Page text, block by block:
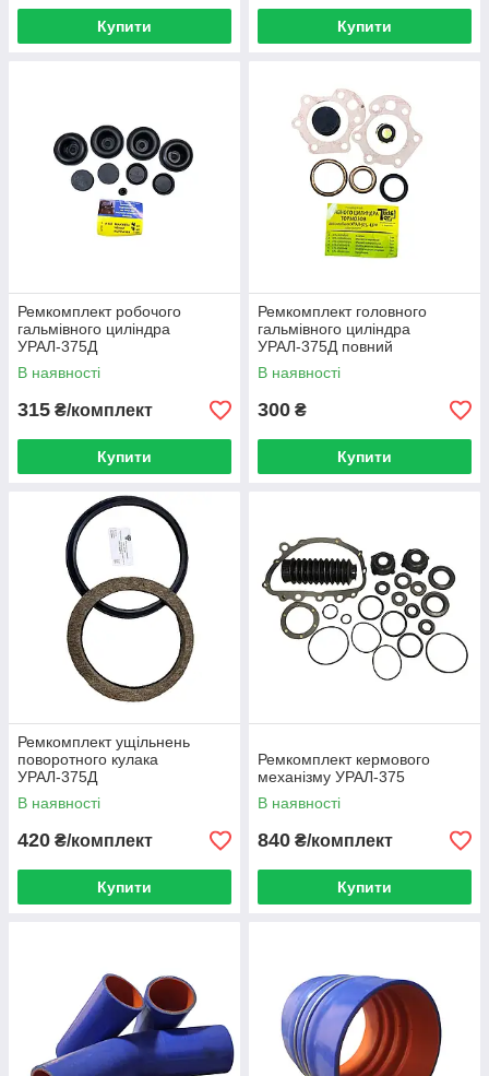
Купити Купити
Ремкомплект робочого
гальмівного циліндра
УРАЛ-375Д
В наявності
315 ₴/комплект
Купити
Ремкомплект головного
гальмівного циліндра
УРАЛ-375Д повний
В наявності
300 ₴
Купити
Ремкомплект ущільнень
поворотного кулака
УРАЛ-375Д
В наявності
420 ₴/комплект
Купити
Ремкомплект кермового
механізму УРАЛ-375
В наявності
840 ₴/комплект
Купити